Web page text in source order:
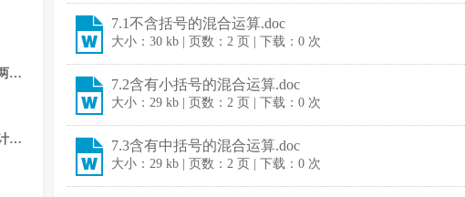
第二单元 两、三位数除以两位数
第四单元 统计图和条形统计表（一）
7.1不含括号的混合运算.doc
大小：30 kb | 页数：2 页 | 下载：0 次
7.2含有小括号的混合运算.doc
大小：29 kb | 页数：2 页 | 下载：0 次
7.3含有中括号的混合运算.doc
大小：29 kb | 页数：2 页 | 下载：0 次